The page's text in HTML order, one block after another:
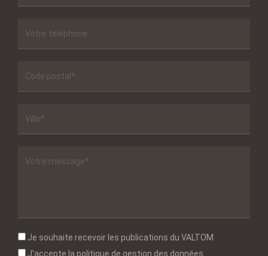
Je souhaite recevoir les publications du VALTOM
J'accepte la politique de gestion des données